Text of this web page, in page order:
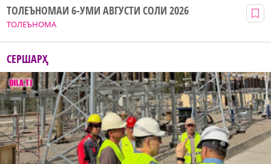
ТОЛЕЪНОМА
ТОЛЕЪНОМАИ 6-УМИ АВГУСТИ СОЛИ 2026
СЕРШАРҲ